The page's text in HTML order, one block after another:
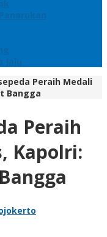
Jalu
Peraih Medali
Bangga
Peraih
Kapolri: